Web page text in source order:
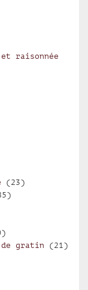
raisonnée
(23)
de gratin (21)